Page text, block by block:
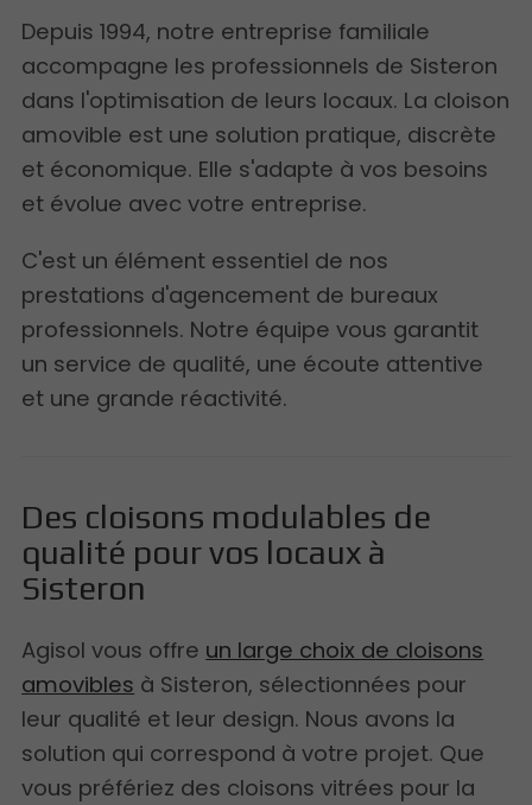
Depuis 1994, notre entreprise familiale
accompagne les professionnels de Sisteron
dans l'optimisation de leurs locaux. La cloison
amovible est une solution pratique, discrète
et économique. Elle s'adapte à vos besoins
et évolue avec votre entreprise.
C'est un élément essentiel de nos
prestations d'agencement de bureaux
professionnels. Notre équipe vous garantit
un service de qualité, une écoute attentive
et une grande réactivité.
Des cloisons modulables de
qualité pour vos locaux à
Sisteron
Agisol vous offre un large choix de cloisons
amovibles à Sisteron, sélectionnées pour
leur qualité et leur design. Nous avons la
solution qui correspond à votre projet. Que
vous préfériez des cloisons vitrées pour la